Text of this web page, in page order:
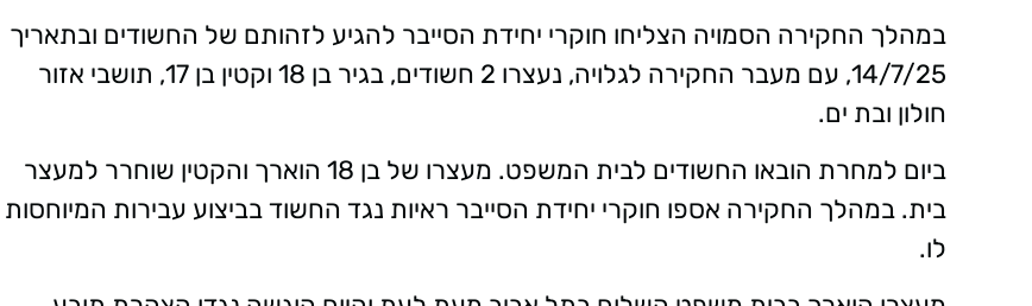
במהלך החקירה הסמויה הצליחו חוקרי יחידת הסייבר להגיע לזהותם של החשודים ובתאריך
14/7/25, עם מעבר החקירה לגלויה, נעצרו 2 חשודים, בגיר בן 18 וקטין בן 17, תושבי אזור
חולון ובת ים.
ביום למחרת הובאו החשודים לבית המשפט. מעצרו של בן 18 הוארך והקטין שוחרר למעצר
בית. במהלך החקירה אספו חוקרי יחידת הסייבר ראיות נגד החשוד בביצוע עבירות המיוחסות
לו.